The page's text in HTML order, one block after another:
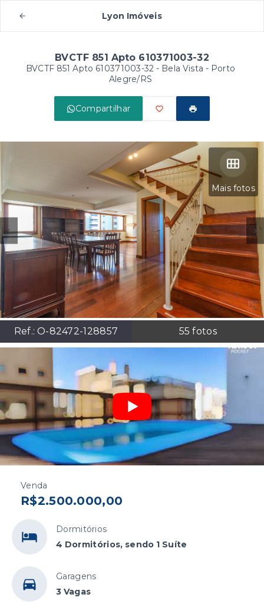
Lyon Imóveis
BVCTF 851 Apto 610371003-32
BVCTF 851 Apto 610371003-32 - Bela Vista - Porto
Alegre/RS
Compartilhar
Mais fotos
Ref.: O-82472-128857 55 fotos
Venda
R$2.500.000,00
Dormitórios
4 Dormitórios, sendo 1 Suíte
Garagens
3 Vagas